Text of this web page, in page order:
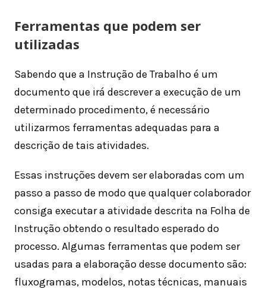
Ferramentas que podem ser
utilizadas
Sabendo que a Instrução de Trabalho é um
documento que irá descrever a execução de um
determinado procedimento, é necessário
utilizarmos ferramentas adequadas para a
descrição de tais atividades.
Essas instruções devem ser elaboradas com um
passo a passo de modo que qualquer colaborador
consiga executar a atividade descrita na Folha de
Instrução obtendo o resultado esperado do
processo. Algumas ferramentas que podem ser
usadas para a elaboração desse documento são:
fluxogramas, modelos, notas técnicas, manuais